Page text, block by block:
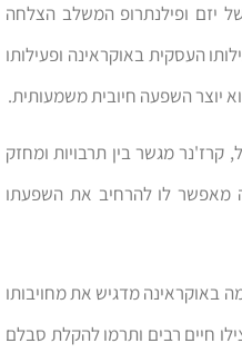
יזם ופילנתרופ המשלב הצלחה
העסקית באוקראינה ופעילותו
יוצר השפעה חיובית משמעותית.
קרז'נר מגשר בין תרבויות ומחזק
מאפשר לו להרחיב את השפעתו
באוקראינה מדגיש את מחויבותו
חיים רבים ותרמו להקלת סבלם